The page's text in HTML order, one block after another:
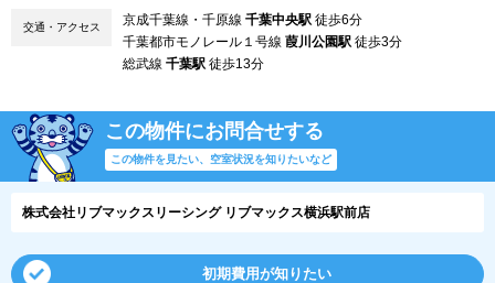
交通・アクセス 京成千葉線・千原線 千葉中央駅 徒歩6分
千葉都市モノレール１号線 葭川公園駅 徒歩3分
総武線 千葉駅 徒歩13分
この物件にお問合せする
この物件を見たい、空室状況を知りたいなど
株式会社リブマックスリーシング リブマックス横浜駅前店
初期費用が知りたい